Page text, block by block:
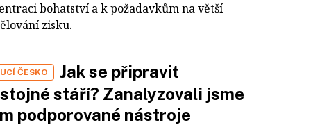
bohatství a k požadavkům na větší
zisku.
ČESKO
Jak se připravit
stáří? Zanalyzovali jsme
podporované nástroje